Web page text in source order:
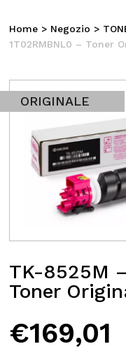
Home > Negozio >
1T02RMBNL0 – Toner
ORIGINALE
TK-8525M
Toner
€169,01